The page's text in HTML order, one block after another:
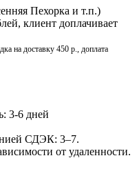
Пехорка и т.п.)
клиент доплачивает
на доставку 450 р., доплата
3-6 дней
СДЭК: 3–7.
от удаленности.